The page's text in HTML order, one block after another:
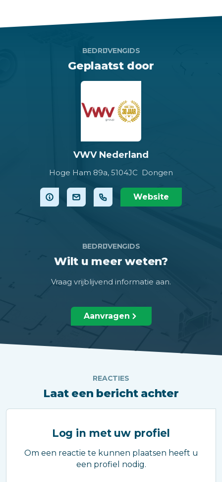
BEDRIJVENGIDS
Geplaatst door
VWV Nederland
Hoge Ham 89a, 5104JC Dongen
Website
BEDRIJVENGIDS
Wilt u meer weten?
Vraag vrijblijvend informatie aan.
Aanvragen
REACTIES
Laat een bericht achter
Log in met uw profiel
Om een reactie te kunnen plaatsen heeft u
een profiel nodig.